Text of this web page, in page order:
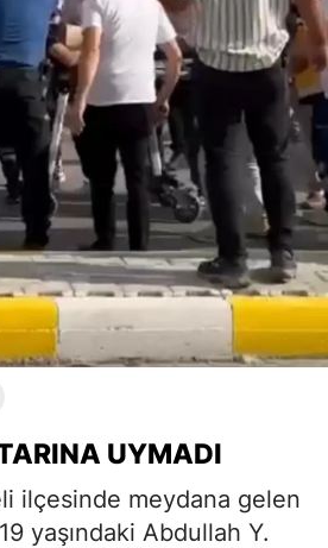
UYMADI
ilçesinde meydana gelen
yaşındaki Abdullah Y.